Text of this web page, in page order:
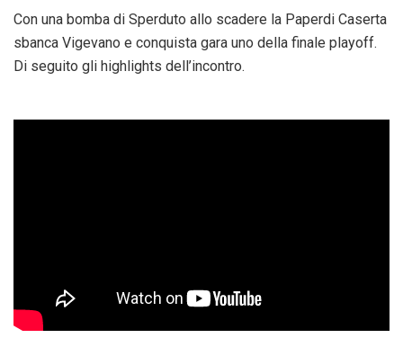
Con una bomba di Sperduto allo scadere la Paperdi Caserta
sbanca Vigevano e conquista gara uno della finale playoff.
Di seguito gli highlights dell’incontro.